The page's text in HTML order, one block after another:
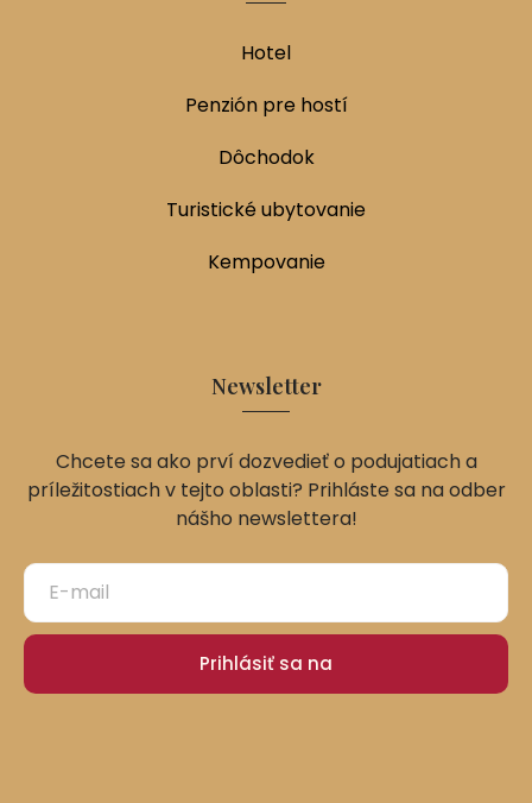
Hotel
Penzión pre hostí
Dôchodok
Turistické ubytovanie
Kempovanie
Newsletter
Chcete sa ako prví dozvedieť o podujatiach a
príležitostiach v tejto oblasti? Prihláste sa na odber
nášho newslettera!
Prihlásiť sa na